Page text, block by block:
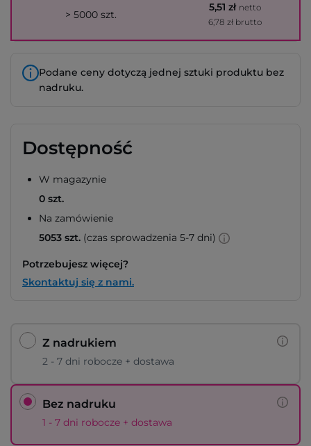
> 5000 szt.
5,51 zł netto
6,78 zł brutto
Podane ceny dotyczą jednej sztuki produktu bez
nadruku.
Dostępność
W magazynie
0 szt.
Na zamówienie
5053 szt. (czas sprowadzenia 5-7 dni)
Potrzebujesz więcej?
Skontaktuj się z nami.
Z nadrukiem
2 - 7 dni robocze + dostawa
Bez nadruku
1 - 7 dni robocze + dostawa